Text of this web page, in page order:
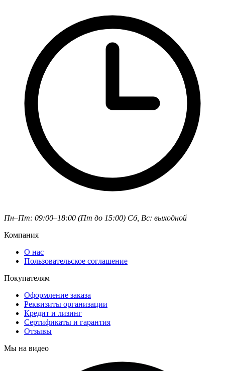
Пн–Пт: 09:00–18:00 (Пт до 15:00) Сб, Вс: выходной
Компания
О нас
Пользовательское соглашение
Покупателям
Оформление заказа
Реквизиты организации
Кредит и лизинг
Сертификаты и гарантия
Отзывы
Мы на видео